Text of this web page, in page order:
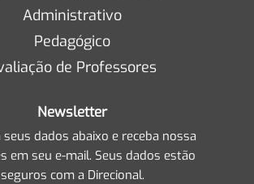
Administrativo
Pedagógico
de Professores
Newsletter
seus dados abaixo e receba nossa
em seu e-mail. Seus dados estão
seguros com a Direcional.